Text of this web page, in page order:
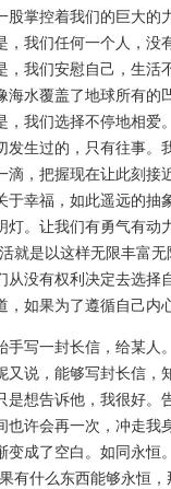
股掌控着我们的巨大的
我们任何一个人，没有
我们安慰自己，生活不
海水覆盖了地球所有的
们选择不停地相爱。
生过的，只有往事。我
滴，把握现在让此刻接
幸福，如此遥远的抽象
灯。让我们有勇气有动
是以这样无限丰富无
没有权利决定去选择自
，如果为了遵循自己内
写一封长信，给某人。
，能够写封长信，知
告诉他，我很好。告
许会再一次，冲走我身
变成了空白。如同永恒。
什么东西能够永恒，